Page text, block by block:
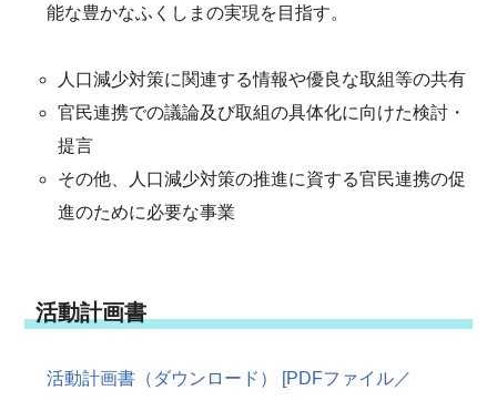
能な豊かなふくしまの実現を目指す。
人口減少対策に関連する情報や優良な取組等の共有
官民連携での議論及び取組の具体化に向けた検討・
提言
その他、人口減少対策の推進に資する官民連携の促
進のために必要な事業
活動計画書
活動計画書（ダウンロード） [PDFファイル／